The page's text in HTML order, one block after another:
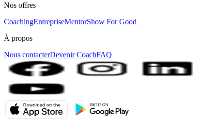
Nos offres
CoachingEntrepriseMentorShow For Good
À propos
Nous contacterDevenir CoachFAQ